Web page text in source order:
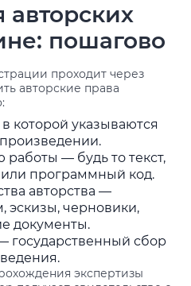
авторских
пошагово
проходит через
авторские права
которой указываются
работы — будь то текст,
программный код.
авторства —
эскизы, черновики,
документы.
государственный сбор
экспертизы